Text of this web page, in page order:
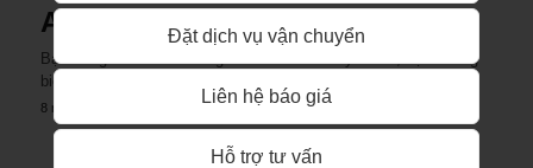
AMAZON
Bạn đang muốn mua hàng trên Amazon. Tuy nhiên, bạn không
biết phải chuyển hàng về như thế nào. Bạn…
8 năm ago
Đặt dịch vụ vận chuyển
Liên hệ báo giá
Hỗ trợ tư vấn